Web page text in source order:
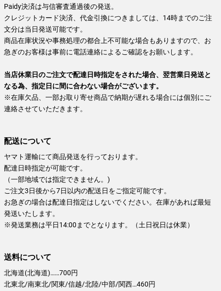
Paidy決済は与信審査通過後の発送。
クレジットカード決済、代金引換につきましては、14時までのご注
文分は当日発送可能です。
商品在庫状況や事務処理の都合上不可能な場合もありますので、お
急ぎのお客様は事前に電話連絡によるご確認をお願いします。
当店休業日のご注文で配達日時指定をされた場合、翌営業日発送と
なる為、指定日に間に合わない場合がございます。
※在庫欠品、一部お取り寄せ商品で納期が遅れる場合には個別にご
連絡させていただきます。
配送について
ヤマト運輸にて商品発送を行っております。
配達日時指定が可能です。
（一部地域では指定できません。)
ご注文3日後から7日以内の配送日をご指定可能です。
お急ぎの場合は配達日指定はしないでください。在庫があれば最短
発送いたします。
※発送業務は平日14:00までとなります。（土日祝日は休業）
送料について
北海道(北海道)……700円
北東北/南東北/関東/信越/北陸/中部/関西…460円